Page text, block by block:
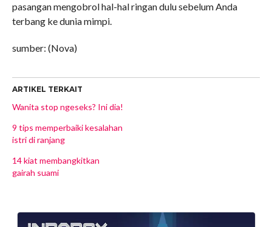
pasangan mengobrol hal-hal ringan dulu sebelum Anda
terbang ke dunia mimpi.
sumber: (Nova)
ARTIKEL TERKAIT
Wanita stop ngeseks? Ini dia!
9 tips memperbaiki kesalahan
istri di ranjang
14 kiat membangkitkan
gairah suami